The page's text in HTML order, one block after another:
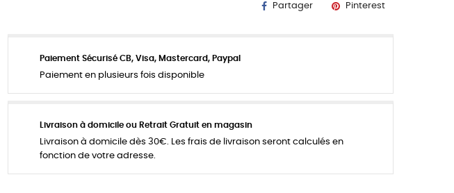
Partager Pinterest
Paiement Sécurisé CB, Visa, Mastercard, Paypal
Paiement en plusieurs fois disponible
Livraison à domicile ou Retrait Gratuit en magasin
Livraison à domicile dès 30€. Les frais de livraison seront calculés en
fonction de votre adresse.